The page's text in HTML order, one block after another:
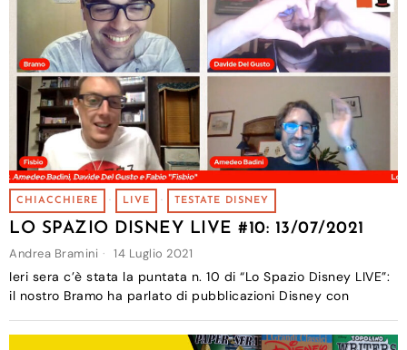
CHIACCHIERE · LIVE · TESTATE DISNEY
LO SPAZIO DISNEY LIVE #10: 13/07/2021
Andrea Bramini 14 Luglio 2021
Ieri sera c’è stata la puntata n. 10 di “Lo Spazio Disney LIVE”:
il nostro Bramo ha parlato di pubblicazioni Disney con